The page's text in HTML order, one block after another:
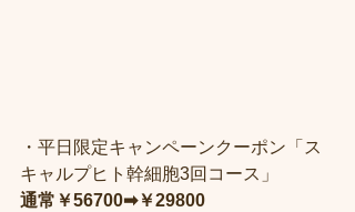
・平日限定キャンペーンクーポン「ス
キャルプヒト幹細胞3回コース」
通常￥56700➡︎￥29800